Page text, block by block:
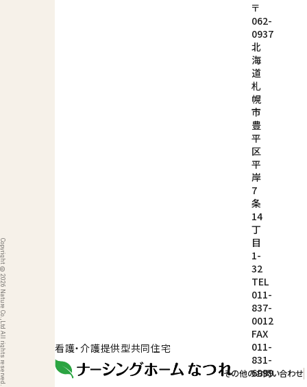
その他のお問い合わせ
看護・介護提供型共同住宅
〒
062-
0937
北
海
道
札
幌
市
豊
平
区
平
岸
7
条
14
丁
目
1-
32
TEL
011-
837-
0012
FAX
011-
831-
6999
Copyright © 2026 Nature Co.,Ltd All rights reserved.